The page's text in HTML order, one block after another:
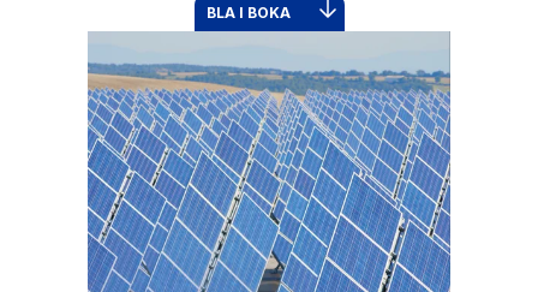
Hitster
Hypopressiv trening
The Housemaid
BLA I BOKA